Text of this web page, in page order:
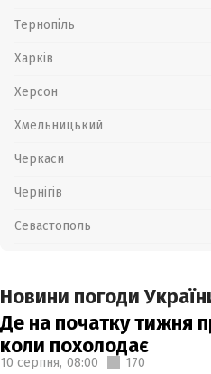
Тернопіль
Харків
Херсон
Хмельницький
Черкаси
Чернігів
Севастополь
Новини погоди
Де на початку тижня
коли похолодає
10 серпня, 08:00 170